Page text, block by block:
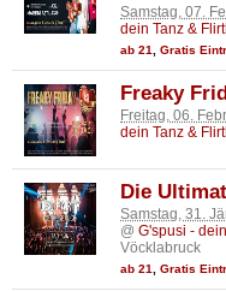
Samstag, 07.
dein Tanz &
ab 21 Gratis
Freaky
Freitag, 06.
dein Tanz &
Die
Samstag, 31.
@ G'spusi -
Vöcklabruck
ab 21, Gratis